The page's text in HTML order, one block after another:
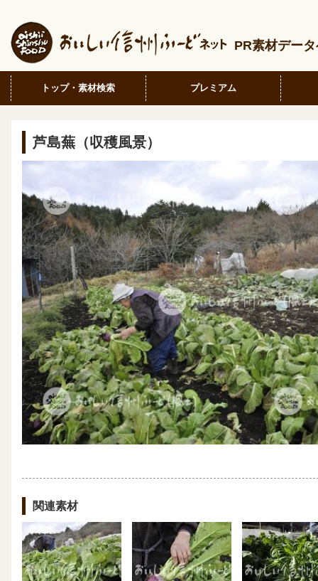
PR素材デー
トップ・素材検索 プレミアム
芦島蕪（収穫風景）
関連素材